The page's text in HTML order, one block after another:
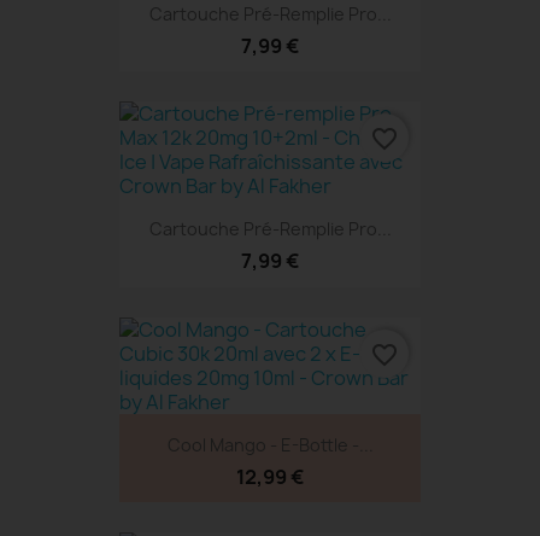
Cartouche Pré-Remplie Pro...
7,99 €
Cartouche Pré-Remplie Pro...
7,99 €
favorite_border
Cool Mango - E-Bottle -...
12,99 €
favorite_border